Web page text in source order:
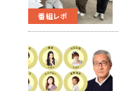
番組レポ